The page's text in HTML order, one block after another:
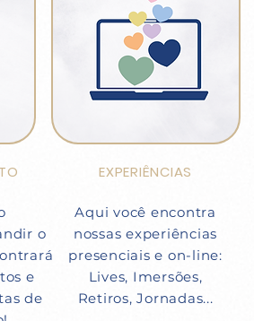
EXPERIÊNCIAS
o
e
de
Aqui você encontra
nossas experiências
presenciais e on-line:
Lives, Imersões,
Retiros, Jornadas...